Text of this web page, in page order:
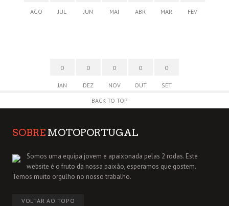
AGO JUL JUN MAI ABR MAR FEV
0
JAN
0
DEZ
0
NOV
0
OUT
0
SET
BACK TO TOP
SOBRE MOTOPORTUGAL
Somos uma equipa jovem e apaixonada pelas 2 rodas. Este
website é o fruto da nossa paixão, esperamos que gostem.
Temos muito orgulho no nosso trabalho.
VOLTAR AO TOPO